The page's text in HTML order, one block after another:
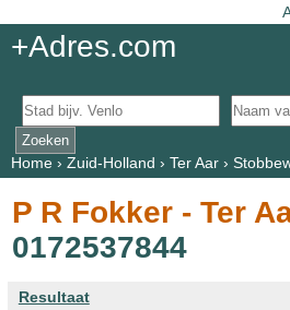
+Adres.com
Home› Zuid-Holland › Ter Aar›
P R Fokker - Ter
0172537844
Resultaat